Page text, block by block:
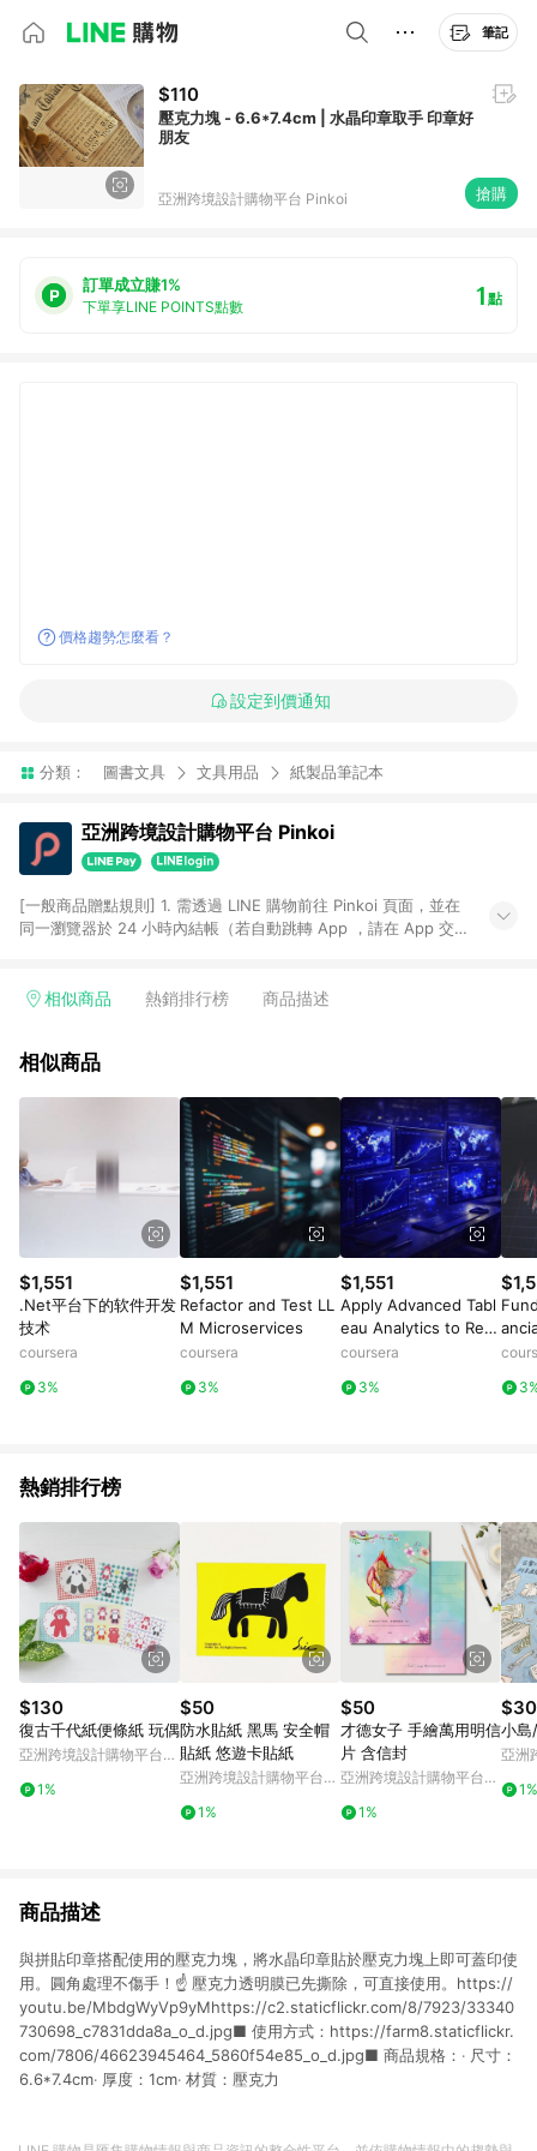
筆記
$110
壓克力塊 - 6.6*7.4cm | 水晶印章取手 印章好
朋友
亞洲跨境設計購物平台 Pinkoi 搶購
訂單成立賺1%
下單享LINE POINTS點數 1點
價格趨勢怎麼看？
設定到價通知
分類： 圖書文具 文具用品 紙製品筆記本
亞洲跨境設計購物平台 Pinkoi
[一般商品贈點規則] 1. 需透過 LINE 購物前往 Pinkoi 頁面，並在
同一瀏覽器於 24 小時內結帳（若自動跳轉 App ，請在 App 交
回饋訂單不得享有 Pinkoi 站方優惠，例如首購優惠，P coins，
行為，不具贈點資格，部分退款不在此限。 6. APP 請更新至
貨後 45 天後發送。 8. 群眾募資商品，禮物卡，開館保證金，補
運費，攤位費等不具贈點資格。 9. LINE 購物站上之商品規格、
顏色、價位、贈品如與 Pinkoi 商品資訊頁及購物車不符，以
Pinkoi 購物商品資訊頁及購物車標示為準。 10. 點數紅包使用規
則請以點數紅包活動說明為準。 11. 若於 LINE 購物前往 Pinkoi
頁面後才首次下載 Pinkoi APP 並完成訂單，不符合導購資格；承
上，首次下載 Pinkoi APP 後，需透過 LINE 購物前往 Pinkoi 頁
面，方享導購資格。
相似商品 熱銷排行榜 商品描述
相似商品
$1,551
.Net平台下的软件开发
技术
coursera
3%
$1,551
Refactor and Test LL
M Microservices
coursera
3%
$1,551
Apply Advanced Tabl
eau Analytics to Real
-World Data
coursera
3%
熱銷排行榜
$130
復古千代紙便條紙 玩偶
亞洲跨境設計購物平台
1%
$50
防水貼紙 黑馬 安全帽
貼紙 悠遊卡貼紙
亞洲跨境設計購物平台
1%
$50
才德女子 手繪萬用明信
片 含信封
亞洲跨境設計購物平台
1%
$30
小島
亞洲
1%
商品描述
與拼貼印章搭配使用的壓克力塊，將水晶印章貼於壓克力塊上即可蓋印使
用。圓角處理不傷手！☝ 壓克力透明膜已先撕除，可直接使用。https://
youtu.be/MbdgWyVp9yMhttps://c2.staticflickr.com/8/7923/33340
730698_c7831dda8a_o_d.jpg■ 使用方式：https://farm8.staticflickr.
com/7806/46623945464_5860f54e85_o_d.jpg■ 商品規格：‧ 尺寸：
6.6*7.4cm‧ 厚度：1cm‧ 材質：壓克力